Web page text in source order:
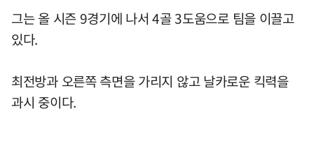
그는 올 시즌 9경기에 나서 4골 3도움으로 팀을 이끌고
있다.
최전방과 오른쪽 측면을 가리지 않고 날카로운 킥력을
과시 중이다.